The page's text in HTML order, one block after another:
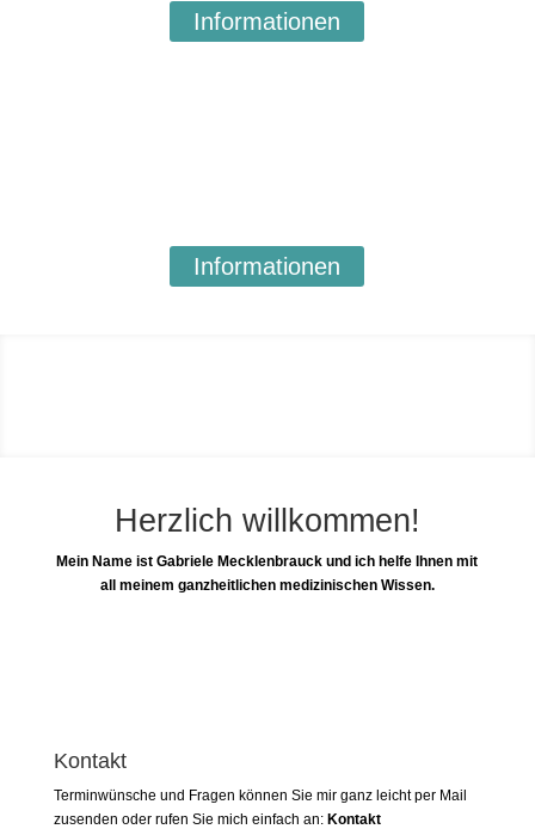
Informationen
Informationen
Herzlich willkommen!
Mein Name ist Gabriele Mecklenbrauck und ich helfe Ihnen mit
all meinem ganzheitlichen medizinischen Wissen.
Kontakt
Terminwünsche und Fragen können Sie mir ganz leicht per Mail
zusenden oder rufen Sie mich einfach an: Kontakt